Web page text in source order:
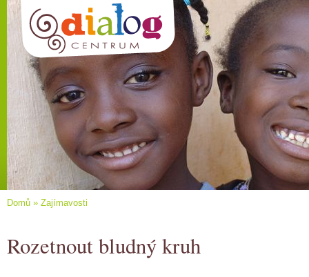
Domů » Zajímavosti
Rozetnout bludný kruh